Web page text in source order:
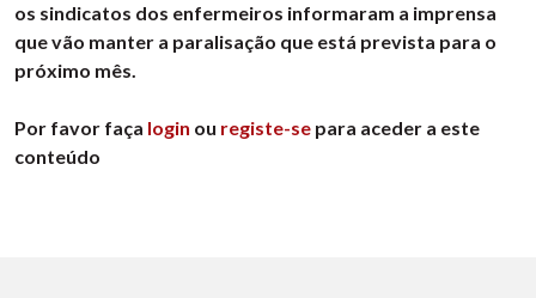
os sindicatos dos enfermeiros informaram a imprensa
que vão manter a paralisação que está prevista para o
próximo mês.
Por favor faça login ou registe-se para aceder a este
conteúdo